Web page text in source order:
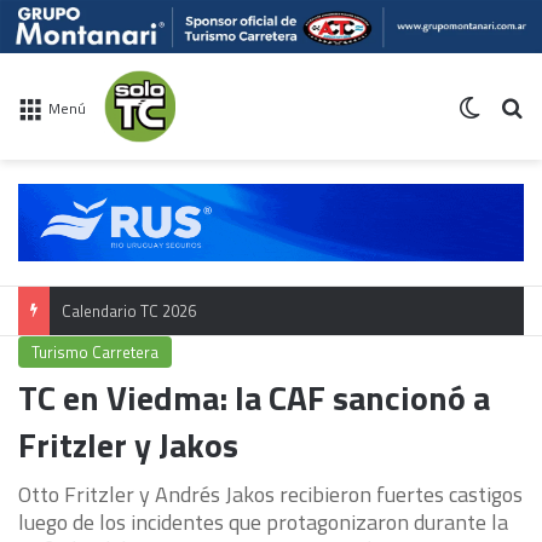
Menú
Calendario TC 2026
Turismo Carretera
TC en Viedma: la CAF sancionó a
Fritzler y Jakos
Otto Fritzler y Andrés Jakos recibieron fuertes castigos
luego de los incidentes que protagonizaron durante la